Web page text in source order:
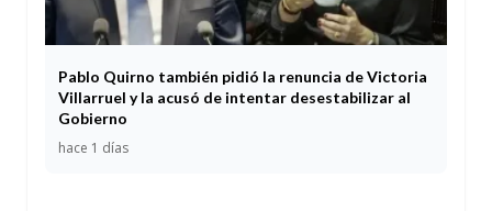
Pablo Quirno también pidió la renuncia de Victoria
Villarruel y la acusó de intentar desestabilizar al
Gobierno
hace 1 días